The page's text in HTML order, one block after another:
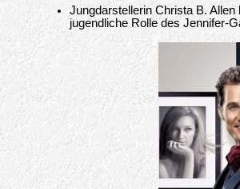
Jungdarstellerin Christa B. Allen
jugendliche Rolle des Jennifer-